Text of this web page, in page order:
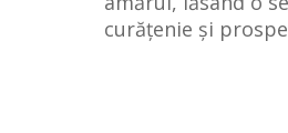
curățenie și